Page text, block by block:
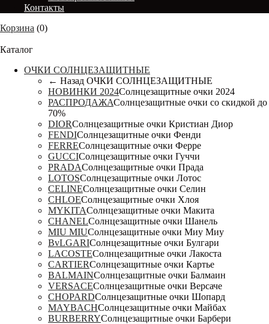
Контакты
Корзина (0)
Каталог
ОЧКИ СОЛНЦЕЗАЩИТНЫЕ
← Назад ОЧКИ СОЛНЦЕЗАЩИТНЫЕ
НОВИНКИ 2024Солнцезащитные очки 2024
РАСПРОДАЖАСолнцезащитные очки со скидкой до
70%
DIORСолнцезащитные очки Кристиан Диор
FENDIСолнцезащитные очки Фенди
FERREСолнцезащитные очки Ферре
GUCCIСолнцезащитные очки Гуччи
PRADAСолнцезащитные очки Прада
LOTOSСолнцезащитные очки Лотос
CELINEСолнцезащитные очки Селин
CHLOEСолнцезащитные очки Хлоя
MYKITAСолнцезащитные очки Макита
CHANELСолнцезащитные очки Шанель
MIU MIUСолнцезащитные очки Миу Миу
BvLGARIСолнцезащитные очки Булгари
LACOSTEСолнцезащитные очки Лакоста
CARTIERСолнцезащитные очки Картье
BALMAINСолнцезащитные очки Балмаин
VERSACEСолнцезащитные очки Версаче
CHOPARDСолнцезащитные очки Шопард
MAYBACHСолнцезащитные очки Майбах
BURBERRYСолнцезащитные очки Барбери